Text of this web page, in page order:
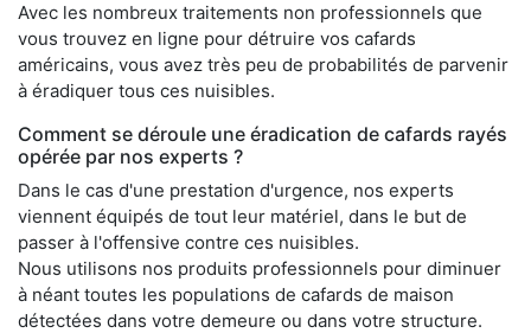
Avec les nombreux traitements non professionnels que
vous trouvez en ligne pour détruire vos cafards
américains, vous avez très peu de probabilités de parvenir
à éradiquer tous ces nuisibles.
Comment se déroule une éradication de cafards rayés
opérée par nos experts ?
Dans le cas d'une prestation d'urgence, nos experts
viennent équipés de tout leur matériel, dans le but de
passer à l'offensive contre ces nuisibles.
Nous utilisons nos produits professionnels pour diminuer
à néant toutes les populations de cafards de maison
détectées dans votre demeure ou dans votre structure.